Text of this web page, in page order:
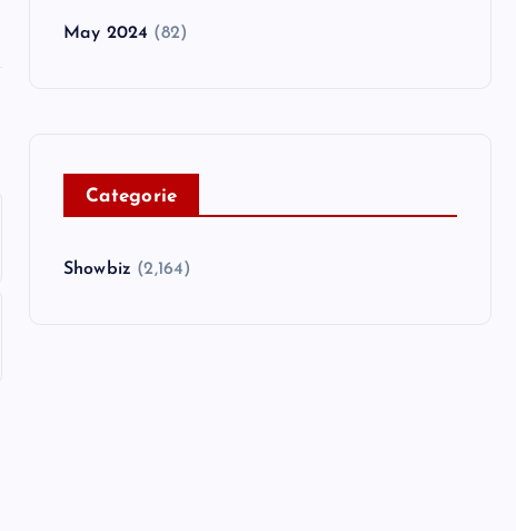
May 2024 (82)
Categorie
Showbiz (2,164)